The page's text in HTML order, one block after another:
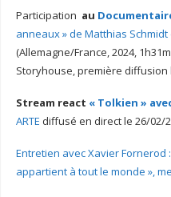
Participation au
anneaux » de Matthias
(Allemagne/France, 2024,
Storyhouse, première diffusion
Stream react « Tolkien »
ARTE diffusé en direct le 26/02/
Entretien avec Xavier Fornerod
appartient à tout le monde »,